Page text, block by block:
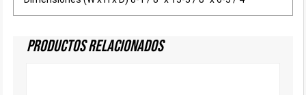
Productos Relacionados